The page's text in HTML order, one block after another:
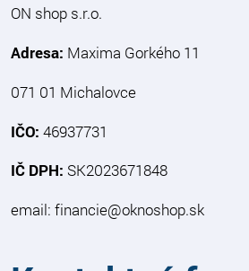
ON shop s.r.o.
Adresa: Maxima Gorkého 11
071 01 Michalovce
IČO: 46937731
IČ DPH: SK2023671848
email: financie@oknoshop.sk